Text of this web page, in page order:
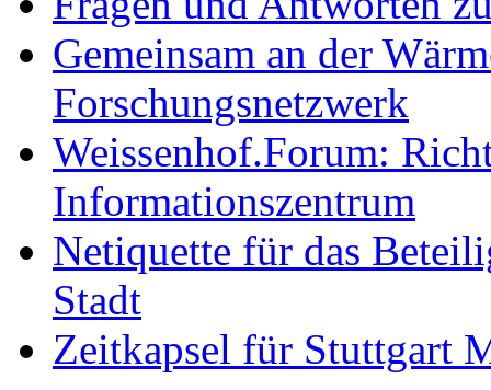
Gemeinsam an der
Forschungsnetzwerk
Weissenhof.Forum:
Informationszentrum
Netiquette für das
Stadt
Zeitkapsel für Stuttgart